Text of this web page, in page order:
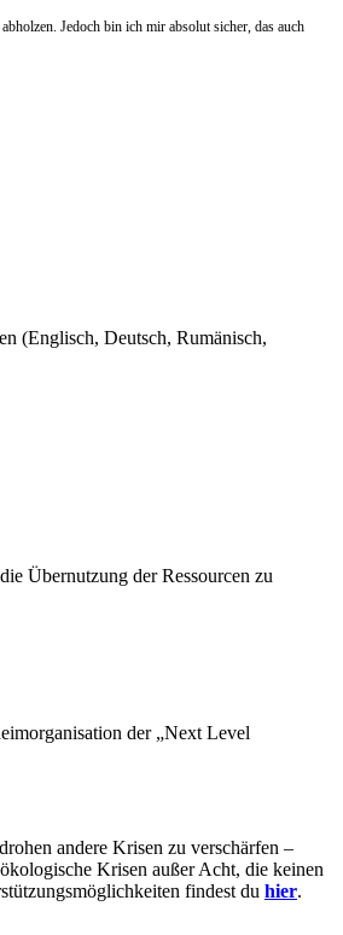
Jedoch bin ich mir absolut sicher, das auch
(Englisch, Deutsch, Rumänisch,
Übernutzung der Ressourcen zu
der „Next Level
andere Krisen zu verschärfen –
Krisen außer Acht, die keinen
findest du hier.